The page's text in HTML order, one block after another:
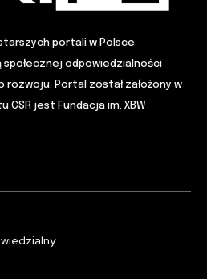
portali w Polsce
odpowiedzialności
rozwoju. Portal został założony w
CSR jest Fundacja im. XBW